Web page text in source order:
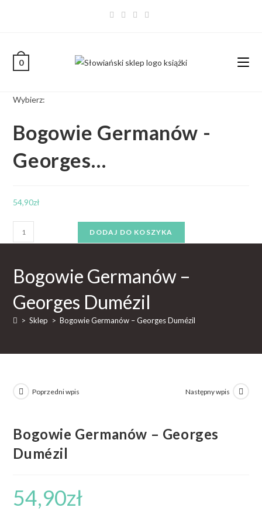
0
Wybierz:
Bogowie Germanów -
Georges…
54,90zł
DODAJ DO KOSZYKA
Bogowie Germanów –
Georges Dumézil
> Sklep > Bogowie Germanów – Georges Dumézil
Poprzedni wpis Następny wpis
Bogowie Germanów – Georges
Dumézil
54,90zł